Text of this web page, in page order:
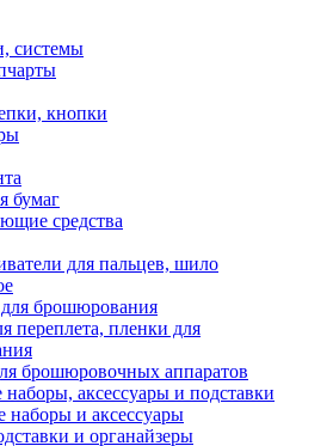
системы
кнопки
бумаг
средства
для пальцев, шило
брошюрования
переплета, пленки для
брошюровочных аппаратов
аксессуары и подставки
наборы и аксессуары
и органайзеры